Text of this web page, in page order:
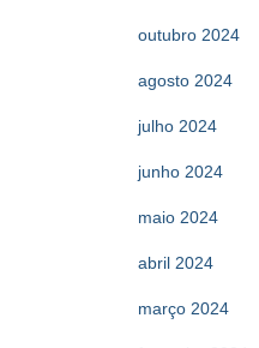
outubro 2024
agosto 2024
julho 2024
junho 2024
maio 2024
abril 2024
março 2024